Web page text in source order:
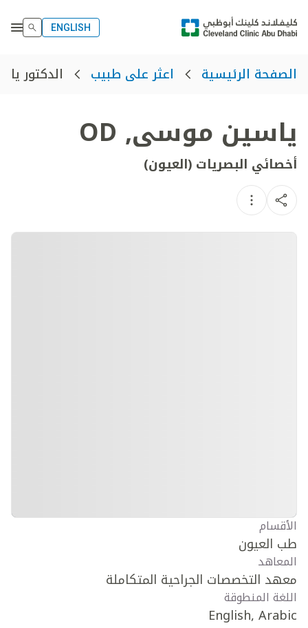
ENGLISH
الصفحة الرئيسية اعثر على طبيب الدكتور
ياسين موسى,
OD
أخصائي البصريات (العيون)
الأقسام
طب العيون
المعاهد
معهد التخصصات الجراحية المتكاملة
اللغة المنطوقة
English, Arabic